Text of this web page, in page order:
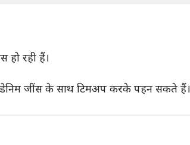
रही हैं।
डेनिम जींस के साथ टिमअप करके पहन सकते हैं।